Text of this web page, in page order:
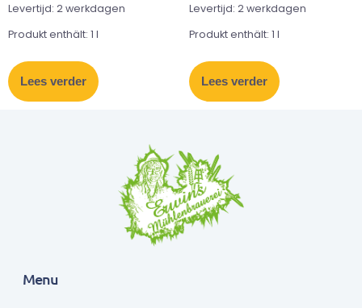
Levertijd: 2 werkdagen
Produkt enthält: 1 l
Lees verder
Levertijd: 2 werkdagen
Produkt enthält: 1 l
Lees verder
Menu